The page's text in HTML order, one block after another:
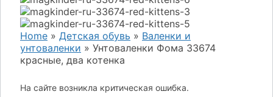
Home » Детская обувь » Валенки и
унтоваленки » Унтоваленки Фома 33674
красные, два котенка
На сайте возникла критическая ошибка.